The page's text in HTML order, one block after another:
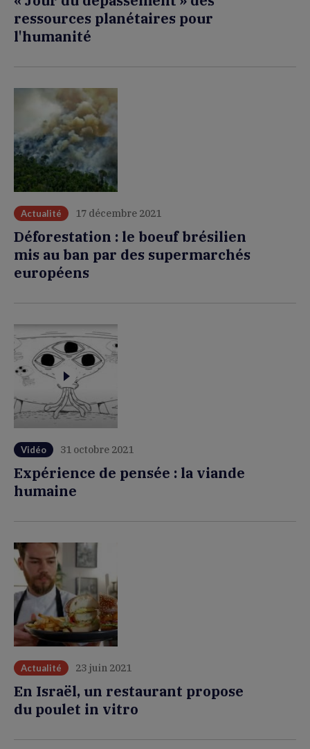
ressources planétaires pour
l'humanité
Actualité 17 décembre 2021
Déforestation : le boeuf brésilien
mis au ban par des supermarchés
européens
Vidéo 31 octobre 2021
Expérience de pensée : la viande
humaine
Actualité 23 juin 2021
En Israël, un restaurant propose
du poulet in vitro